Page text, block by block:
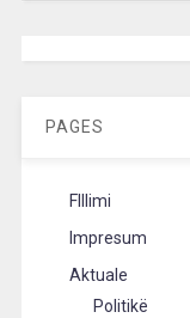
PAGES
FIllimi
Impresum
Aktuale
Politikë